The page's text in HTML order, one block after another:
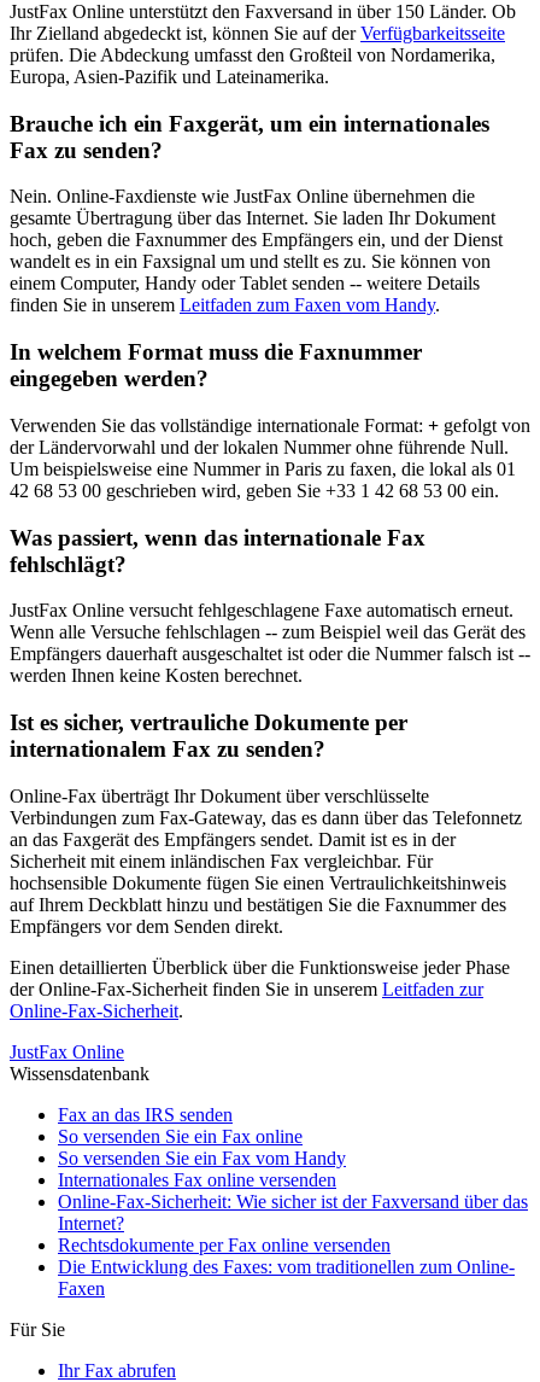
JustFax Online unterstützt den Faxversand in über 150 Länder. Ob
Ihr Zielland abgedeckt ist, können Sie auf derVerfügbarkeitsseite
prüfen. Die Abdeckung umfasst den Großteil von Nordamerika,
Europa, Asien-Pazifik und Lateinamerika.
Brauche ich ein Faxgerät, um ein internationales
Fax zu senden?
Nein. Online-Faxdienste wie JustFax Online übernehmen die
gesamte Übertragung über das Internet. Sie laden Ihr Dokument
hoch, geben die Faxnummer des Empfängers ein, und der Dienst
wandelt es in ein Faxsignal um und stellt es zu. Sie können von
einem Computer, Handy oder Tablet senden -- weitere Details
finden Sie in unserem Leitfaden zum Faxen vom Handy.
In welchem Format muss die Faxnummer
eingegeben werden?
Verwenden Sie das vollständige internationale Format: + gefolgt von
der Ländervorwahl und der lokalen Nummer ohne führende Null.
Um beispielsweise eine Nummer in Paris zu faxen, die lokal als 01
42 68 53 00 geschrieben wird, geben Sie +33 1 42 68 53 00 ein.
Was passiert, wenn das internationale Fax
fehlschlägt?
JustFax Online versucht fehlgeschlagene Faxe automatisch erneut.
Wenn alle Versuche fehlschlagen -- zum Beispiel weil das Gerät des
Empfängers dauerhaft ausgeschaltet ist oder die Nummer falsch ist --
werden Ihnen keine Kosten berechnet.
Ist es sicher, vertrauliche Dokumente per
internationalem Fax zu senden?
Online-Fax überträgt Ihr Dokument über verschlüsselte
Verbindungen zum Fax-Gateway, das es dann über das Telefonnetz
an das Faxgerät des Empfängers sendet. Damit ist es in der
Sicherheit mit einem inländischen Fax vergleichbar. Für
hochsensible Dokumente fügen Sie einen Vertraulichkeitshinweis
auf Ihrem Deckblatt hinzu und bestätigen Sie die Faxnummer des
Empfängers vor dem Senden direkt.
Einen detaillierten Überblick über die Funktionsweise jeder Phase
der Online-Fax-Sicherheit finden Sie in unserem Leitfaden zur
Online-Fax-Sicherheit.
JustFax Online
Wissensdatenbank
Fax an das IRS senden
So versenden Sie ein Fax online
So versenden Sie ein Fax vom Handy
Internationales Fax online versenden
Online-Fax-Sicherheit: Wie sicher ist der Faxversand über das
Internet?
Rechtsdokumente per Fax online versenden
Die Entwicklung des Faxes: vom traditionellen zum Online-
Faxen
Für Sie
Ihr Fax abrufen